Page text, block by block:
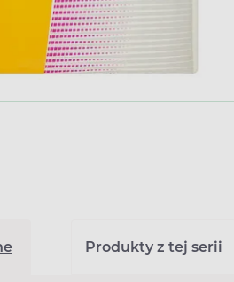
Produkty z tej serii